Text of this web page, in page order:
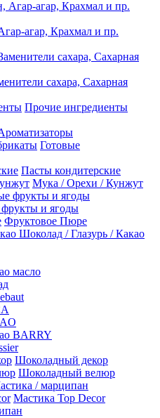
агар, Крахмал и пр.
сахара, Сахарная
Прочие ингредиенты
Готовые
Пасты кондитерские
Мука / Орехи / Кунжут
и ягоды
Фруктовое Пюре
Шоколад / Глазурь / Какао
масло
BARRY
Шоколадный декор
Шоколадный велюр
/ марципан
Мастика Top Decor